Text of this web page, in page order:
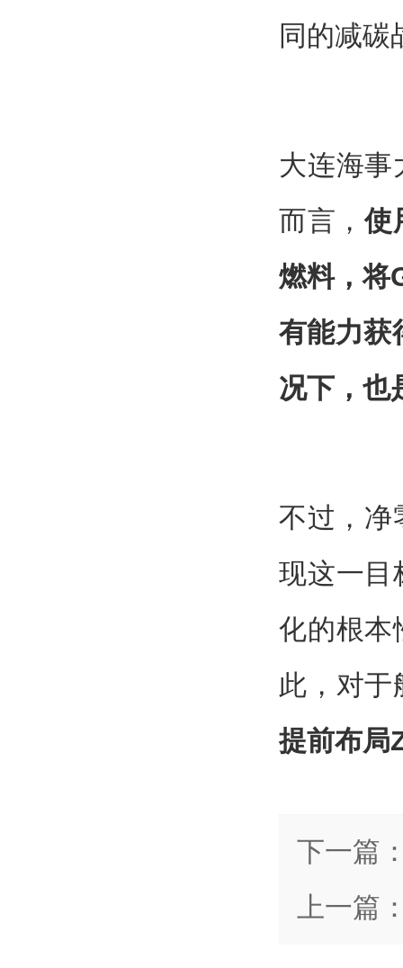
同的减碳
大连海
而言，使
燃料，将
有能力获
况下，也
不过，净
现这一目
化的根本
此，对于
提前布局
下一篇
上一篇